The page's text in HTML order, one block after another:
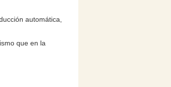
automática,
que en la